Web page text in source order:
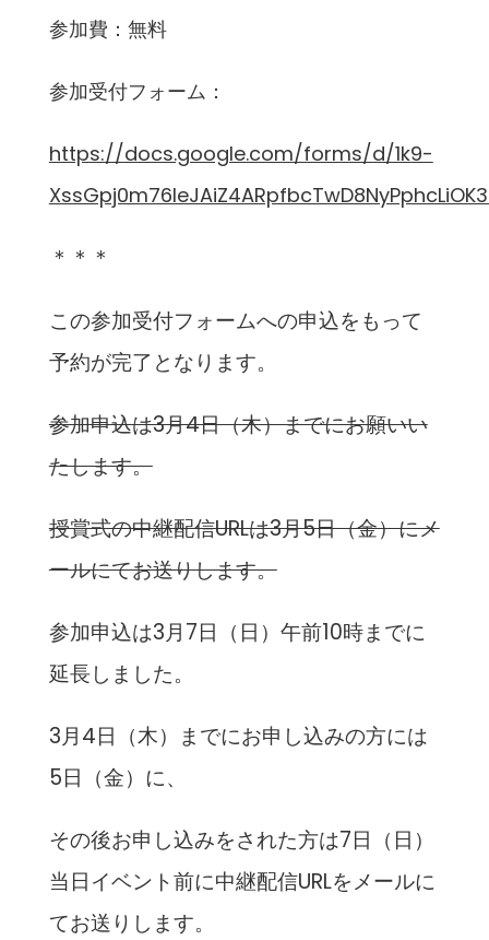
参加費：無料
参加受付フォーム：
https://docs.google.com/forms/d/1k9-
＊＊＊
この参加受付フォームへの申込をもって
予約が完了となります。
参加申込は3月4日（木）までにお願いい
たします。
授賞式の中継配信URLは3月5日（金）にメ
ールにてお送りします。
参加申込は3月7日（日）午前10時までに
延長しました。
3月4日（木）までにお申し込みの方には
5日（金）に、
その後お申し込みをされた方は7日（日）
当日イベント前に中継配信URLをメールに
てお送りします。